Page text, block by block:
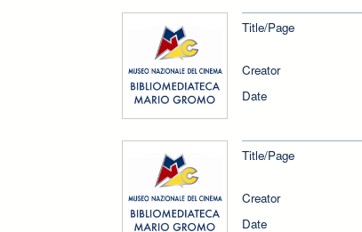
Title/Page
Creator
Date
Title/Page
Creator
Date